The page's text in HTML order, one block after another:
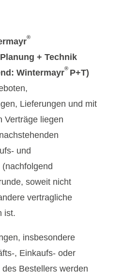
®
+ Technik
Wintermayr® P+T)
Lieferungen und mit
Verträge liegen
und
soweit nicht
vertragliche
ist.
insbesondere
, Einkaufs- oder
Bestellers werden